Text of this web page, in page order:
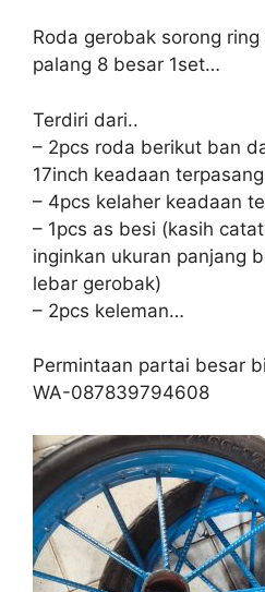
Roda gerobak sorong
palang 8 besar 1set…
Terdiri dari..
– 2pcs roda berikut ban
17inch keadaan
– 4pcs kelaher keadaan
– 1pcs as besi (kasih
inginkan ukuran panjang
lebar gerobak)
– 2pcs keleman…
Permintaan partai besar
WA-087839794608